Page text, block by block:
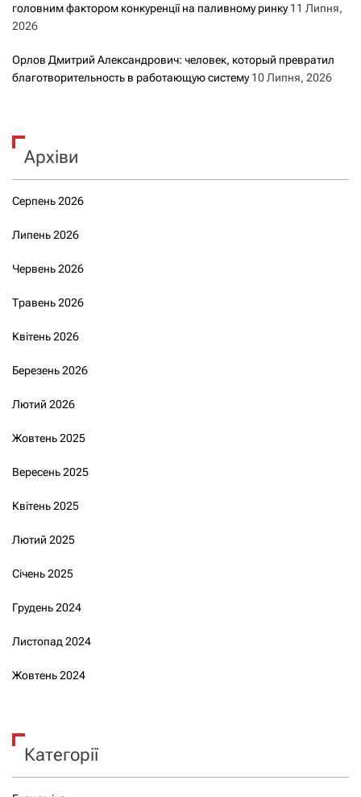
головним фактором конкуренції на паливному ринку 11 Липня,
2026
Орлов Дмитрий Александрович: человек, который превратил
благотворительность в работающую систему 10 Липня, 2026
Архіви
Серпень 2026
Липень 2026
Червень 2026
Травень 2026
Квітень 2026
Березень 2026
Лютий 2026
Жовтень 2025
Вересень 2025
Квітень 2025
Лютий 2025
Січень 2025
Грудень 2024
Листопад 2024
Жовтень 2024
Категорії